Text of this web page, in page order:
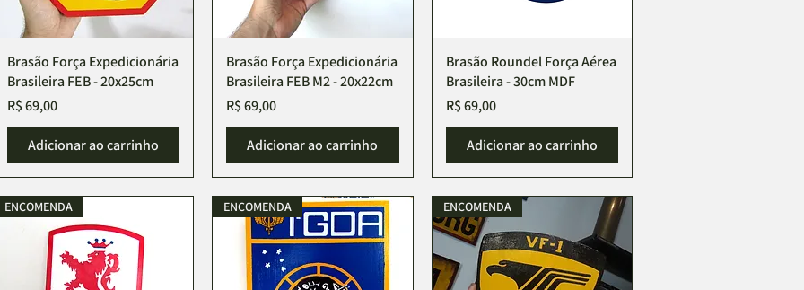
Visualização rápida
Brasão Força Expedicionária
Brasileira FEB - 20x25cm
Preço
R$ 69,00
Adicionar ao carrinho
Visualização rápida
Brasão Força Expedicionária
Brasileira FEB M2 - 20x22cm
Preço
R$ 69,00
Adicionar ao carrinho
Visualização rápida
Brasão Roundel Força Aérea
Brasileira - 30cm MDF
Preço
R$ 69,00
Adicionar ao carrinho
ENCOMENDA ENCOMENDA ENCOMENDA